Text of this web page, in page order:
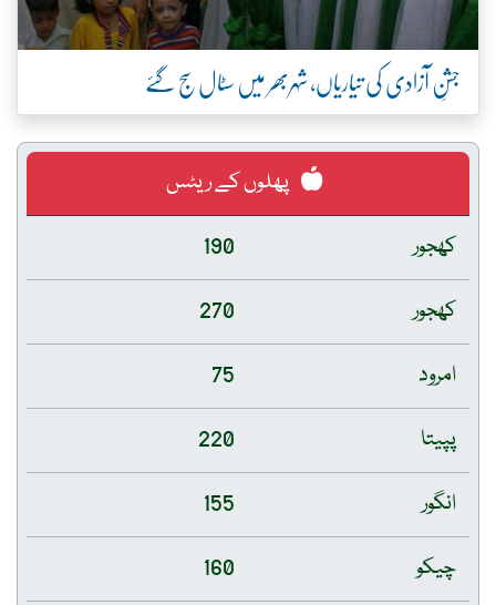
جشنِ آزادی کی تیاریاں، شہربھر میں سٹال سج گئے
پھلوں کے ریٹس
کھجور
190
کھجور
270
امرود
75
پپیتا
220
انگور
155
چیکو
160